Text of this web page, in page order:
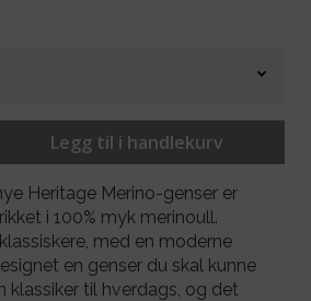
Legg til i handlekurv
Heritage Merino-genser er
i 100% myk merinoull.
med en moderne
en genser du skal kunne
klassiker til hverdags, og det